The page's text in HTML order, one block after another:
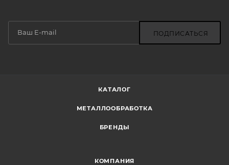
ПОДПИСАТЬСЯ
КАТАЛОГ
МЕТАЛЛООБРАБОТКА
БРЕНДЫ
КОМПАНИЯ